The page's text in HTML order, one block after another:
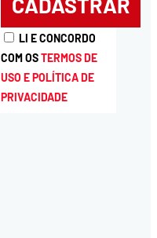
LI E CONCORDO
COM OSTERMOS DE
USO E POLÍTICA DE
PRIVACIDADE